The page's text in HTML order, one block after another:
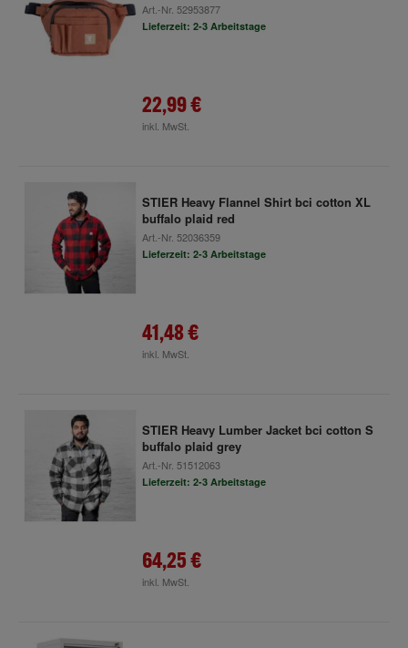
Art.-Nr. 52953877
Lieferzeit: 2-3 Arbeitstage
22,99 €
inkl. MwSt.
STIER Heavy Flannel Shirt bci cotton XL
buffalo plaid red
Art.-Nr. 52036359
Lieferzeit: 2-3 Arbeitstage
41,48 €
inkl. MwSt.
STIER Heavy Lumber Jacket bci cotton S
buffalo plaid grey
Art.-Nr. 51512063
Lieferzeit: 2-3 Arbeitstage
64,25 €
inkl. MwSt.